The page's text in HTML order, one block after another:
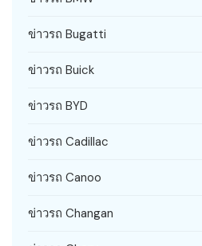
ข่าวรถ Bugatti
ข่าวรถ Buick
ข่าวรถ BYD
ข่าวรถ Cadillac
ข่าวรถ Canoo
ข่าวรถ Changan